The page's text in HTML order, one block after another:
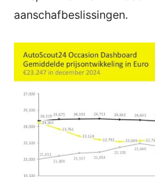
aanschafbeslissingen.